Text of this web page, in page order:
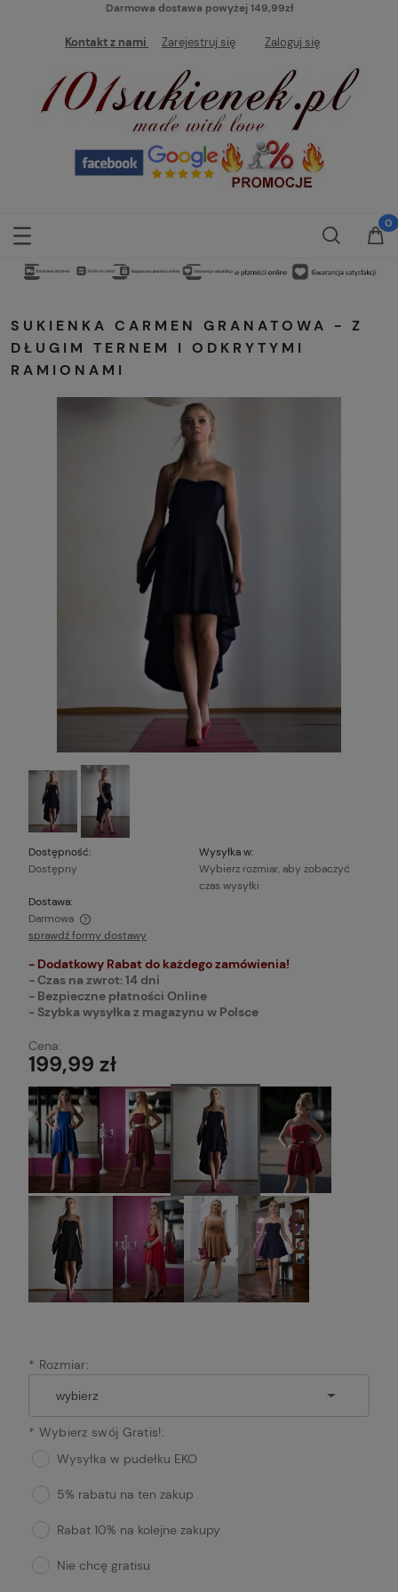
Darmowa dostawa powyżej 149,99zł
Kontakt z nami Zarejestruj się Zaloguj się
SUKIENKA CARMEN GRANATOWA - Z
DŁUGIM TERNEM I ODKRYTYMI
RAMIONAMI
Dostępność:
Dostępny
Wysyłka w:
Wybierz rozmiar, aby zobaczyć
czas wysyłki
Dostawa:
Darmowa
Cena nie zawiera ewentualnych kosztów płatności
sprawdź formy dostawy
- Dodatkowy Rabat do każdego zamówienia!
- Czas na zwrot: 14 dni
- Bezpieczne płatności Online
- Szybka wysyłka z magazynu w Polsce
Cena:
199,99 zł
* Rozmiar:
* Wybierz swój Gratis!:
Wysyłka w pudełku EKO
5% rabatu na ten zakup
Rabat 10% na kolejne zakupy
Nie chcę gratisu